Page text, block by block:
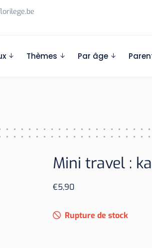
Thèmes Par âge
Mini travel :
€5,90
Rupture de stock